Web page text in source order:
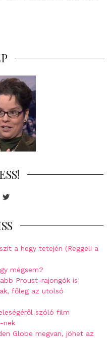
Twitter
a hegy tetején (Reggeli a
mégsem?
Proust-rajongók is
főleg az utolsó
szóló film
nek
Globe megvan, jöhet az